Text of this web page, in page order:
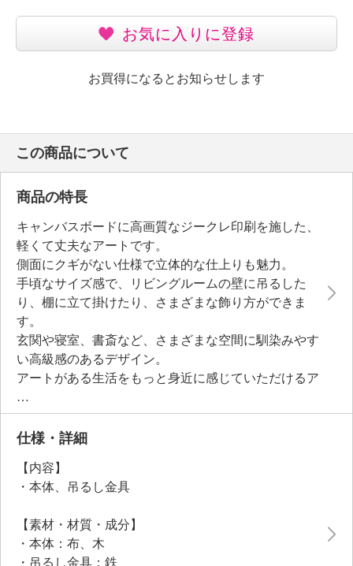
お気に入りに登録
お買得になるとお知らせします
この商品について
商品の特長
キャンバスボードに高画質なジークレ印刷を施した、
軽くて丈夫なアートです。
側面にクギがない仕様で立体的な仕上りも魅力。
手頃なサイズ感で、リビングルームの壁に吊るした
り、棚に立て掛けたり、さまざまな飾り方ができま
す。
玄関や寝室、書斎など、さまざまな空間に馴染みやす
い高級感のあるデザイン。
アートがある生活をもっと身近に感じていただけるア
イテムです。
お部屋の雰囲気を変えたい時にもおすすめです。
仕様・詳細
【内容】
・本体、吊るし金具
【素材・材質・成分】
・本体：布、木
・吊るし金具：鉄